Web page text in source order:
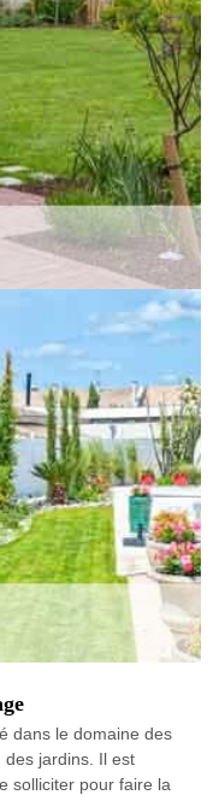
dans le domaine des
jardins. Il est
solliciter pour faire la